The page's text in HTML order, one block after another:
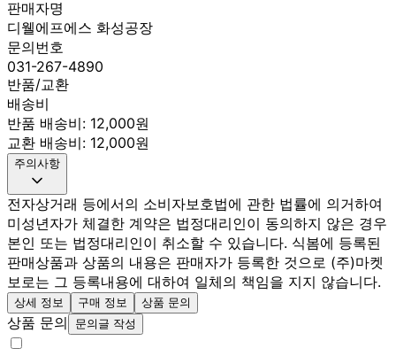
판매자명
디웰에프에스 화성공장
문의번호
031-267-4890
반품/교환
배송비
반품 배송비: 12,000원
교환 배송비: 12,000원
주의사항
전자상거래 등에서의 소비자보호법에 관한 법률에 의거하여
미성년자가 체결한 계약은 법정대리인이 동의하지 않은 경우
본인 또는 법정대리인이 취소할 수 있습니다. 식봄에 등록된
판매상품과 상품의 내용은 판매자가 등록한 것으로 (주)마켓
보로는 그 등록내용에 대하여 일체의 책임을 지지 않습니다.
상세 정보 구매 정보 상품 문의
상품 문의 문의글 작성